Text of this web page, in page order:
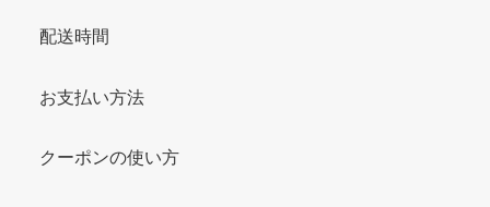
配送時間
お支払い方法
クーポンの使い方